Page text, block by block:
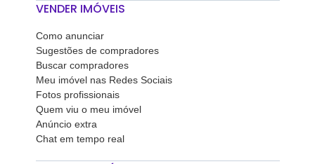
VENDER IMÓVEIS
Como anunciar
Sugestões de compradores
Buscar compradores
Meu imóvel nas Redes Sociais
Fotos profissionais
Quem viu o meu imóvel
Anúncio extra
Chat em tempo real